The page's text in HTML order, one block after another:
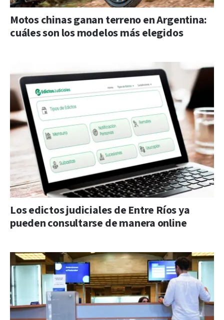
Motos chinas ganan terreno en Argentina:
cuáles son los modelos más elegidos
Los edictos judiciales de Entre Ríos ya
pueden consultarse de manera online